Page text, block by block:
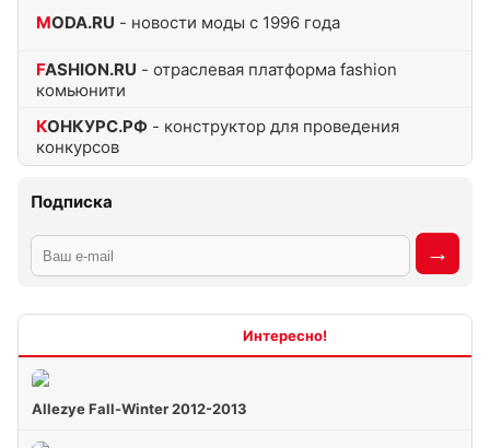
MODA.RU - новости моды с 1996 года
FASHION.RU - отраслевая платформа fashion
комьюнити
КОНКУРС.РФ - конструктор для проведения
конкурсов
Подписка
Allezye Fall-Winter 2012-2013